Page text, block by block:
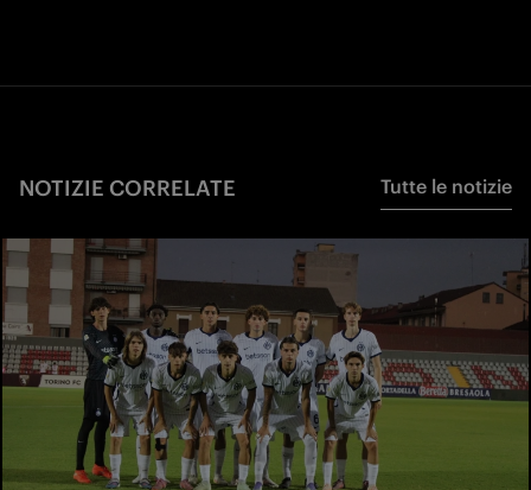
NOTIZIE CORRELATE Tutte le notizie